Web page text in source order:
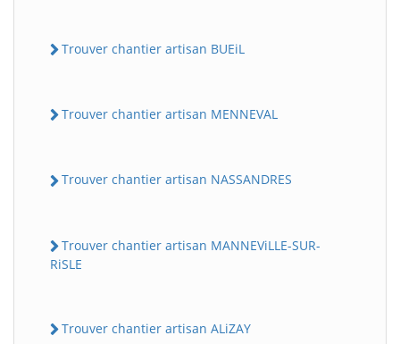
Trouver chantier artisan BUEiL
Trouver chantier artisan MENNEVAL
Trouver chantier artisan NASSANDRES
Trouver chantier artisan MANNEViLLE-SUR-
RiSLE
Trouver chantier artisan ALiZAY